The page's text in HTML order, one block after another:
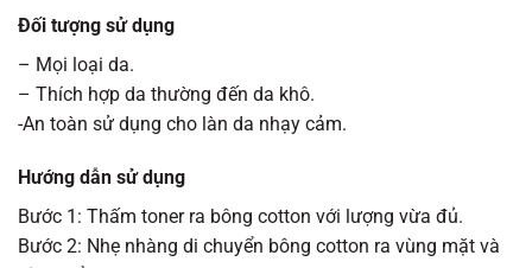
Đối tượng sử dụng
– Mọi loại da.
– Thích hợp da thường đến da khô.
-An toàn sử dụng cho làn da nhạy cảm.
Hướng dẫn sử dụng
Bước 1: Thấm toner ra bông cotton với lượng vừa đủ.
Bước 2: Nhẹ nhàng di chuyển bông cotton ra vùng mặt và